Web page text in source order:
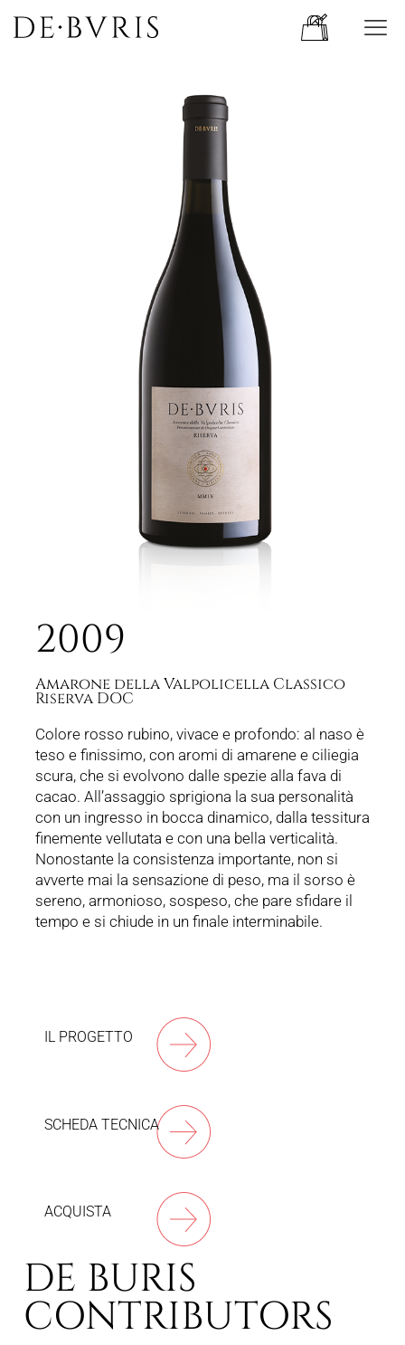
2009
Amarone della Valpolicella Classico
Riserva DOC
Colore rosso rubino, vivace e profondo: al naso è
teso e finissimo, con aromi di amarene e ciliegia
scura, che si evolvono dalle spezie alla fava di
cacao. All’assaggio sprigiona la sua personalità
con un ingresso in bocca dinamico, dalla tessitura
finemente vellutata e con una bella verticalità.
Nonostante la consistenza importante, non si
avverte mai la sensazione di peso, ma il sorso è
sereno, armonioso, sospeso, che pare sfidare il
tempo e si chiude in un finale interminabile.
IL PROGETTO
SCHEDA TECNICA
ACQUISTA
DE BURIS
CONTRIBUTORS